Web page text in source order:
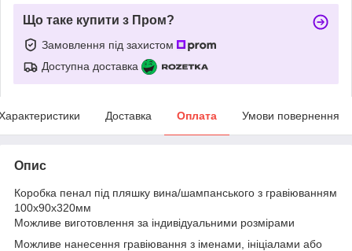
Що таке купити з Пром?
Замовлення під захистом
Доступна доставка
Доставка Оплата Умови повернення
Опис
Коробка пенал під пляшку вина/шампанського з гравіюванням
100х90х320мм
Можливе виготовлення за індивідуальними розмірами
Можливе нанесення гравіювання з іменами, ініціалами або